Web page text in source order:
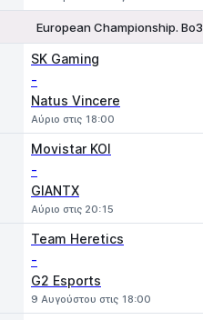
European Championship. Bo3
SK Gaming
-
Natus Vincere
Αύριο στις 18:00
Movistar KOI
-
GIANTX
Αύριο στις 20:15
Team Heretics
-
G2 Esports
9 Αυγούστου στις 18:00